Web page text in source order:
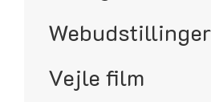
Webudstillinger
Vejle film